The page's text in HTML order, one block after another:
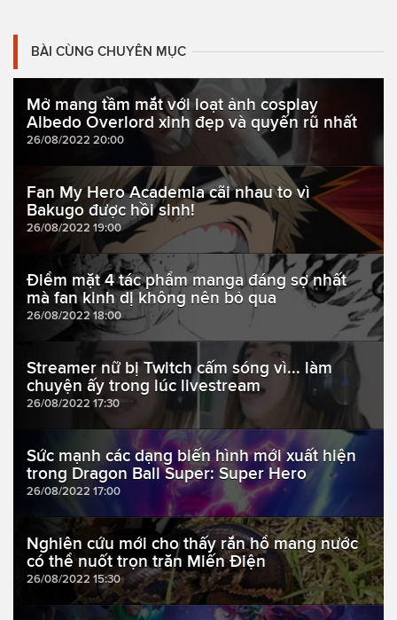
BÀI CÙNG CHUYÊN MỤC
Mở mang tầm mắt với loạt ảnh cosplay
Albedo Overlord xinh đẹp và quyến rũ nhất
26/08/2022 20:00
Fan My Hero Academia cãi nhau to vì
Bakugo được hồi sinh!
26/08/2022 19:00
Điểm mặt 4 tác phẩm manga đáng sợ nhất
mà fan kinh dị không nên bỏ qua
26/08/2022 18:00
Streamer nữ bị Twitch cấm sóng vì... làm
chuyện ấy trong lúc livestream
26/08/2022 17:30
Sức mạnh các dạng biến hình mới xuất hiện
trong Dragon Ball Super: Super Hero
26/08/2022 17:00
Nghiên cứu mới cho thấy rắn hổ mang nước
có thể nuốt trọn trăn Miến Điện
26/08/2022 15:30